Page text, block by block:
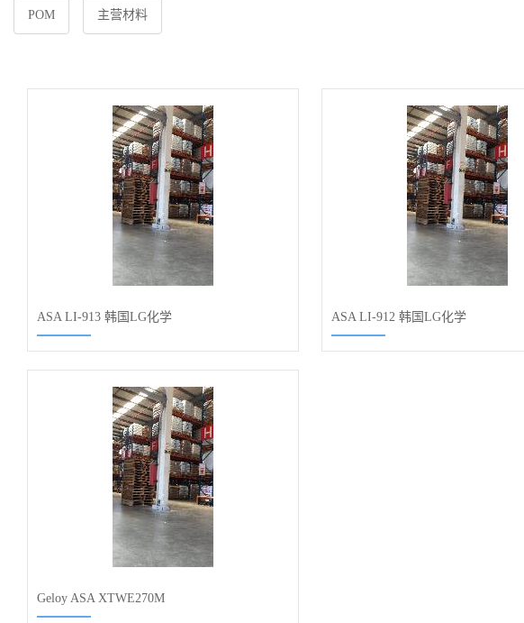
POM 主营材料
ASA LI-913 韩国LG化学 ASA LI-912 韩国LG化学
Geloy ASA XTWE270M